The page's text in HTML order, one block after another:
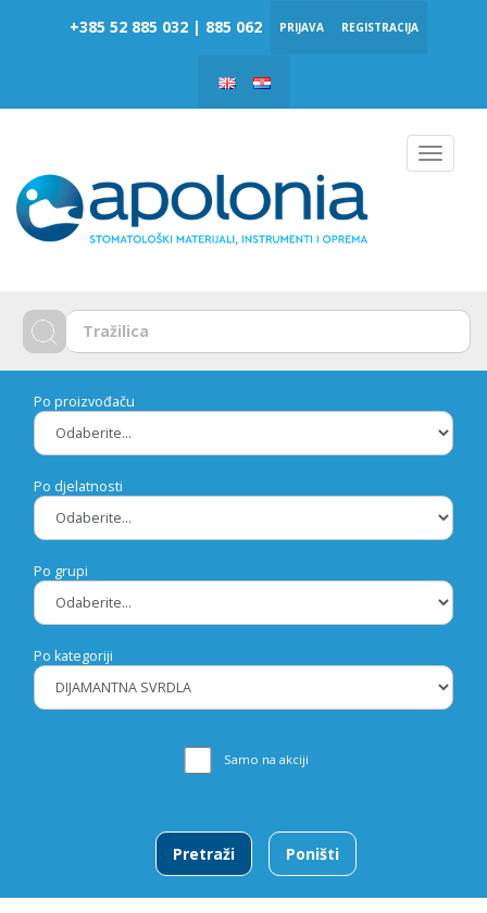
‎‎+385 52 885 032 | 885 062 PRIJAVA REGISTRACIJA
Toggle
Po proizvođaču
Po djelatnosti
Po grupi
Po kategoriji
Samo na akciji
Pretraži Poništi